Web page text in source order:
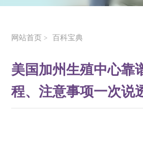
网站首页 > 百科宝典
美国加州生殖中心靠
程、注意事项一次说